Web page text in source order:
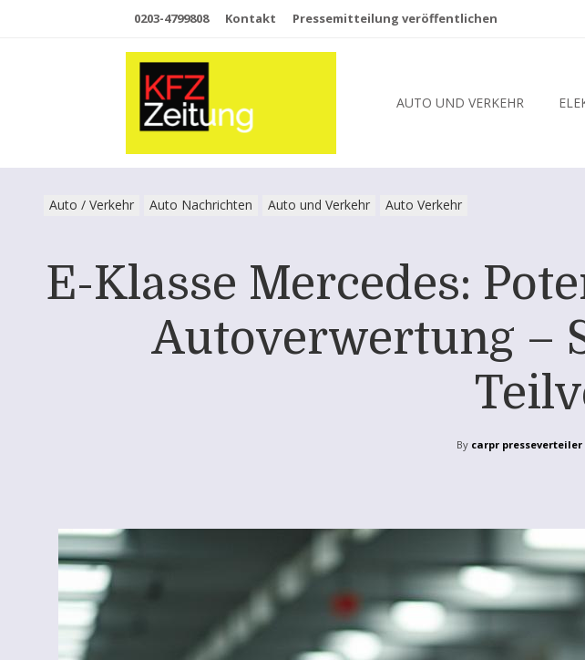
0203-4799808 Kontakt Pressemitteilung veröffentlichen
AUTO UND VERKEHR
Auto / Verkehr Auto Nachrichten Auto und Verkehr Auto Verkehr
E-Klasse Mercedes:
Autoverwertung –
By carpr presseverteiler